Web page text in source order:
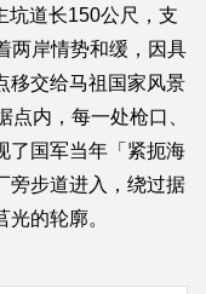
坑道长150公尺，支
两岸情势和缓，因具
移交给马祖国家风景
点内，每一处枪口、
了国军当年「紧扼海
旁步道进入，绕过据
的轮廓。